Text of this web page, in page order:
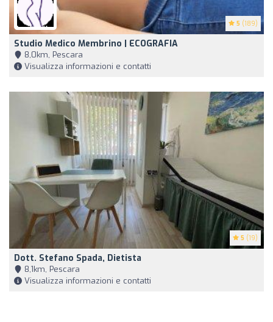
5 (189)
Studio Medico Membrino | ECOGRAFIA
8,0km, Pescara
Visualizza informazioni e contatti
5 (19)
Dott. Stefano Spada, Dietista
8,1km, Pescara
Visualizza informazioni e contatti